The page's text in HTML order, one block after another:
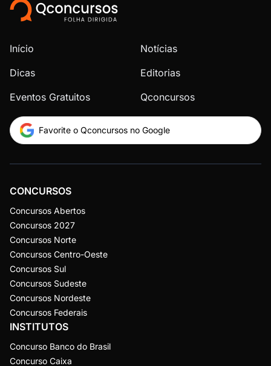
Início
Notícias
Dicas
Editorias
Eventos Gratuitos
Qconcursos
Favorite o Qconcursos no Google
CONCURSOS
Concursos Abertos
Concursos 2027
Concursos Norte
Concursos Centro-Oeste
Concursos Sul
Concursos Sudeste
Concursos Nordeste
Concursos Federais
INSTITUTOS
Concurso Banco do Brasil
Concurso Caixa